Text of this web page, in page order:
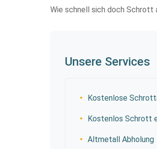
Wie schnell sich doch Schrott
Unsere Services
Kostenlose
Kostenlos Schrott
Altmetall Abholung